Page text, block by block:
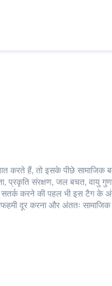
करते हैं, तो इसके पीछे सामाजिक
, प्रकृति संरक्षण, जल बचत, वायु
करने की पहलभी इस टैग के
दूर करना और अंततः